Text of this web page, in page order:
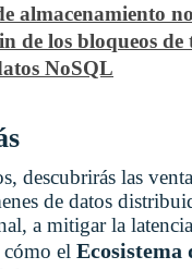
almacenamiento
de los bloqueos de
NoSQL
descubrirás las
de datos
a mitigar la
el Ecosistema